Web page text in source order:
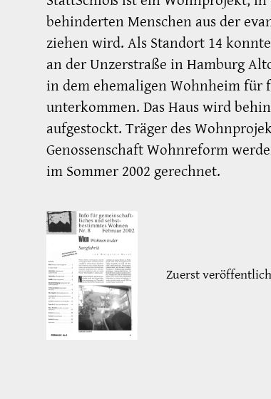
behinderten Menschen aus der
ziehen wird. Als Standort 14
an der Unzerstraße in Hamburg
in dem ehemaligen Wohnheim für
unterkommen. Das Haus wird
aufgestockt. Träger des
Genossenschaft Wohnreform
im Sommer 2002 gerechnet.
Zuerst